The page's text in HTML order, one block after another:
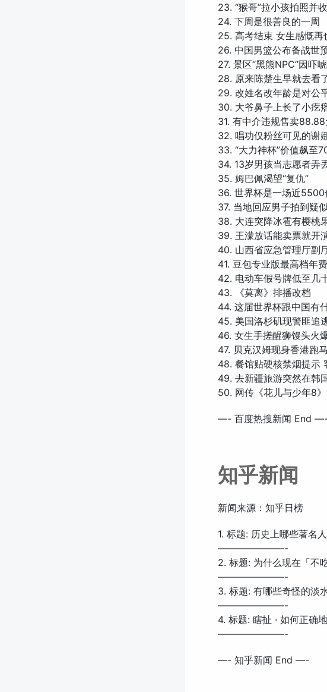
23. “猴哥”拉小孩拍照并
24. 下周是很善良的一周
25. 高考结束 女生感慨再
26. 中国男篮公布备战世
27. 景区“黑熊NPC”因吓
28. 原来陈楚生早就去看
29. 改姓名改年龄是对公
30. 大爷鼻子上长了小疙
31. 有中介违规售卖
32. 唱功仅粉丝可见的谢
33. “大力神杯”价值飙至
34. 13岁男孩当志愿者弄
35. 姆巴佩渴望“复仇”
36. 世界杯是一场近5500
37. 当地回应男子拍到疑
38. 大连突降冰雹有樱桃
39. 王濛放话能卖票就开
40. 山西省应急管理厅副
41. 豆包专业版最高档年
42. 电动车假号牌低至几
43. 《莫离》排播改档
44. 这届世界杯跟中国有
45. 美国洛杉矶现警匪追
46. 女生手搓醒狮馒头火
47. 贝克汉姆现身香港跑
48. 餐馆贴硬核禁烟提示
49. 去新疆旅游突然在韩
50. 网传《花儿与少年8
—- 百度热搜新闻 End
知乎新闻
新闻来源：知乎日榜
1. 标题: 历史上哪些著名
———————-
2. 标题: 为什么现在「不
———————-
3. 标题: 有哪些奇怪的淡
———————-
4. 标题: 瞎扯 · 如何正确
———————-
—- 知乎新闻 End —-